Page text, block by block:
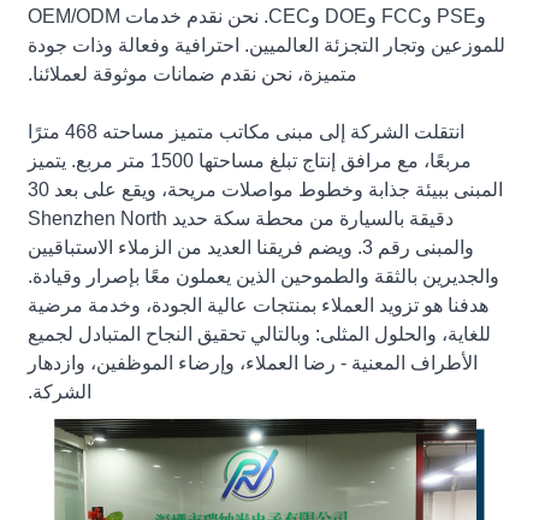
وPSE وFCC وDOE وCEC. نحن نقدم خدمات OEM/ODM
للموزعين وتجار التجزئة العالميين. احترافية وفعالة وذات جودة
متميزة، نحن نقدم ضمانات موثوقة لعملائنا.
انتقلت الشركة إلى مبنى مكاتب متميز مساحته 468 مترًا
مربعًا، مع مرافق إنتاج تبلغ مساحتها 1500 متر مربع. يتميز
المبنى ببيئة جذابة وخطوط مواصلات مريحة، ويقع على بعد 30
دقيقة بالسيارة من محطة سكة حديد Shenzhen North
والمبنى رقم 3. ويضم فريقنا العديد من الزملاء الاستباقيين
والجديرين بالثقة والطموحين الذين يعملون معًا بإصرار وقيادة.
هدفنا هو تزويد العملاء بمنتجات عالية الجودة، وخدمة مرضية
للغاية، والحلول المثلى: وبالتالي تحقيق النجاح المتبادل لجميع
الأطراف المعنية - رضا العملاء، وإرضاء الموظفين، وازدهار
الشركة.